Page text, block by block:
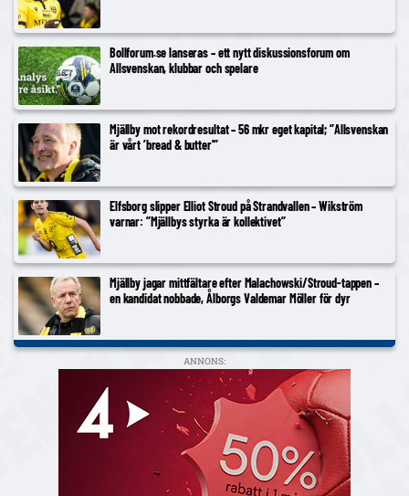
Bollforum.se lanseras – ett nytt diskussionsforum om
Allsvenskan, klubbar och spelare
Mjällby mot rekordresultat – 56 mkr eget kapital; ”Allsvenskan
är vårt ’bread & butter'”
Elfsborg slipper Elliot Stroud på Strandvallen – Wikström
varnar: ”Mjällbys styrka är kollektivet”
Mjällby jagar mittfältare efter Malachowski/Stroud-tappen –
en kandidat nobbade, Ålborgs Valdemar Möller för dyr
ANNONS: